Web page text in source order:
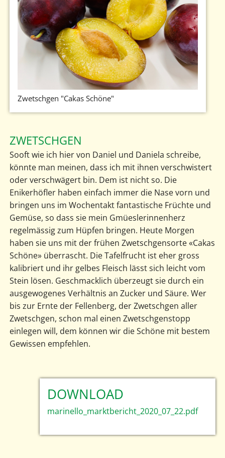
Zwetschgen "Cakas Schöne"
ZWETSCHGEN
Sooft wie ich hier von Daniel und Daniela schreibe,
könnte man meinen, dass ich mit ihnen verschwistert
oder verschwägert bin. Dem ist nicht so. Die
Enikerhöfler haben einfach immer die Nase vorn und
bringen uns im Wochentakt fantastische Früchte und
Gemüse, so dass sie mein Gmüeslerinnenherz
regelmässig zum Hüpfen bringen. Heute Morgen
haben sie uns mit der frühen Zwetschgensorte «Cakas
Schöne» überrascht. Die Tafelfrucht ist eher gross
kalibriert und ihr gelbes Fleisch lässt sich leicht vom
Stein lösen. Geschmacklich überzeugt sie durch ein
ausgewogenes Verhältnis an Zucker und Säure. Wer
bis zur Ernte der Fellenberg, der Zwetschgen aller
Zwetschgen, schon mal einen Zwetschgenstopp
einlegen will, dem können wir die Schöne mit bestem
Gewissen empfehlen.
DOWNLOAD
marinello_marktbericht_2020_07_22.pdf